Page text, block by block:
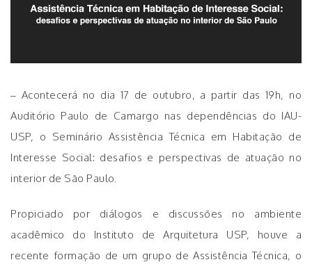
– Acontecerá no dia 17 de outubro, a partir das 19h, no
Auditório Paulo de Camargo nas dependências do IAU-
USP, o Seminário Assistência Técnica em Habitação de
Interesse Social: desafios e perspectivas de atuação no
interior de São Paulo.
Propiciado por diálogos e discussões no ambiente
acadêmico do Instituto de Arquitetura USP, houve a
recente formação de um grupo de Assistência Técnica, o